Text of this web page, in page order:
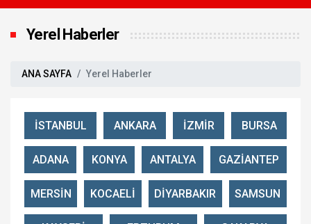
Yerel Haberler
ANA SAYFA Yerel Haberler
İSTANBUL ANKARA İZMİR BURSA
ADANA KONYA ANTALYA GAZİANTEP
MERSİN KOCAELİ DİYARBAKIR SAMSUN